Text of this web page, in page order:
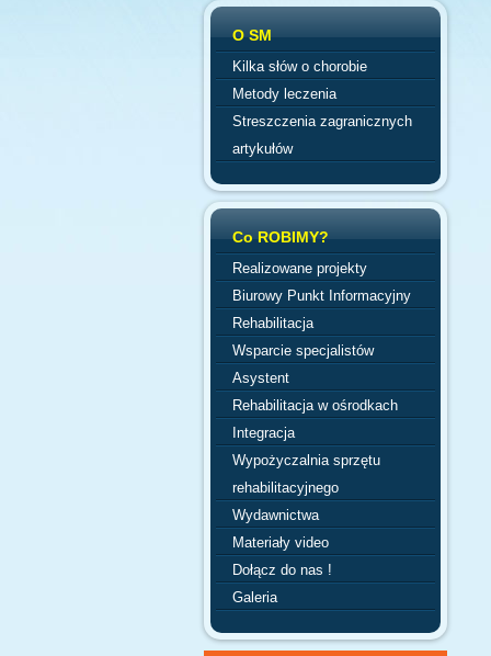
O SM
Kilka słów o chorobie
Metody leczenia
Streszczenia zagranicznych
artykułów
Co ROBIMY?
Realizowane projekty
Biurowy Punkt Informacyjny
Rehabilitacja
Wsparcie specjalistów
Asystent
Rehabilitacja w ośrodkach
Integracja
Wypożyczalnia sprzętu
rehabilitacyjnego
Wydawnictwa
Materiały video
Dołącz do nas !
Galeria